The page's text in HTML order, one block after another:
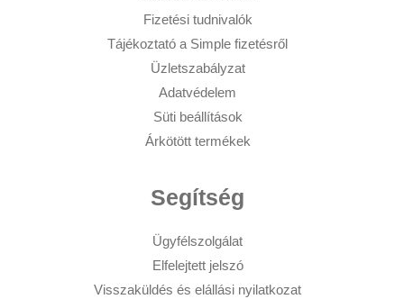
Fizetési tudnivalók
Tájékoztató a Simple fizetésről
Üzletszabályzat
Adatvédelem
Süti beállítások
Árkötött termékek
Segítség
Ügyfélszolgálat
Elfelejtett jelszó
Visszaküldés és elállási nyilatkozat